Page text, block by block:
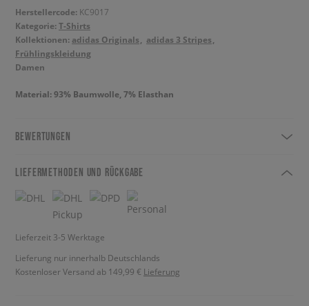
Herstellercode: KC9017
Kategorie:T-Shirts
Kollektionen: adidas Originals
adidas 3 Stripes
Frühlingskleidung
Damen
Material: 93% Baumwolle, 7% Elasthan
BEWERTUNGEN
LIEFERMETHODEN UND RÜCKGABE
Lieferzeit 3-5 Werktage
Lieferung nur innerhalb Deutschlands
Kostenloser Versand ab 149,99 € Lieferung